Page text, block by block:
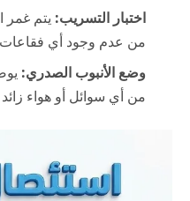
اختبار التسريب: يتم غمر
من عدم وجود أي
وضع الأنبوب الصدري:
من أي سوائل أو هواء